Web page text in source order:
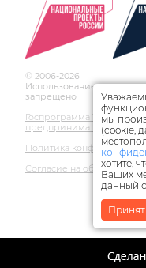
© 2006-2026
Использование
запрещено
Госпрограмма
предпринимательства
Политика
Согласие на обработку
мы
(cookie,
хотите,
Ваших
данный